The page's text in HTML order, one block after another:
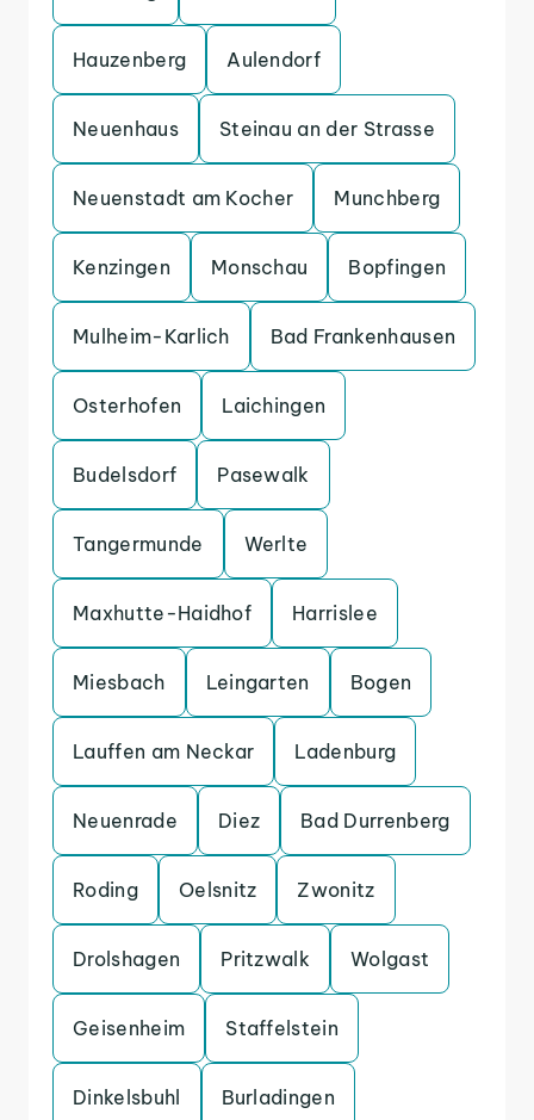
Hauzenberg Aulendorf
Neuenhaus Steinau an der Strasse
Neuenstadt am Kocher Munchberg
Kenzingen Monschau Bopfingen
Mulheim-Karlich Bad Frankenhausen
Osterhofen Laichingen
Budelsdorf Pasewalk
Tangermunde Werlte
Maxhutte-Haidhof Harrislee
Miesbach Leingarten Bogen
Lauffen am Neckar Ladenburg
Neuenrade Diez Bad Durrenberg
Roding Oelsnitz Zwonitz
Drolshagen Pritzwalk Wolgast
Geisenheim Staffelstein
Dinkelsbuhl Burladingen